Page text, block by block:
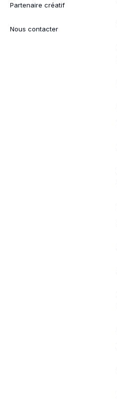
Partenaire créatif
Nous contacter